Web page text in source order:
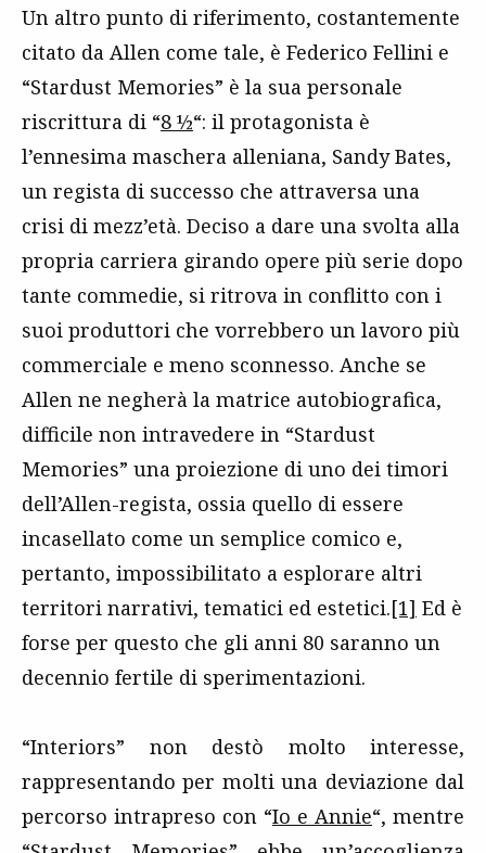
Un altro punto di riferimento, costantemente
citato da Allen come tale, è Federico Fellini e
“Stardust Memories” è la sua personale
riscrittura di “8 ½“: il protagonista è
l’ennesima maschera alleniana, Sandy Bates,
un regista di successo che attraversa una
crisi di mezz’età. Deciso a dare una svolta alla
propria carriera girando opere più serie dopo
tante commedie, si ritrova in conflitto con i
suoi produttori che vorrebbero un lavoro più
commerciale e meno sconnesso. Anche se
Allen ne negherà la matrice autobiografica,
difficile non intravedere in “Stardust
Memories” una proiezione di uno dei timori
dell’Allen-regista, ossia quello di essere
incasellato come un semplice comico e,
pertanto, impossibilitato a esplorare altri
territori narrativi, tematici ed estetici.[1] Ed è
forse per questo che gli anni 80 saranno un
decennio fertile di sperimentazioni.
“Interiors” non destò molto interesse,
rappresentando per molti una deviazione dal
percorso intrapreso con “Io e Annie“, mentre